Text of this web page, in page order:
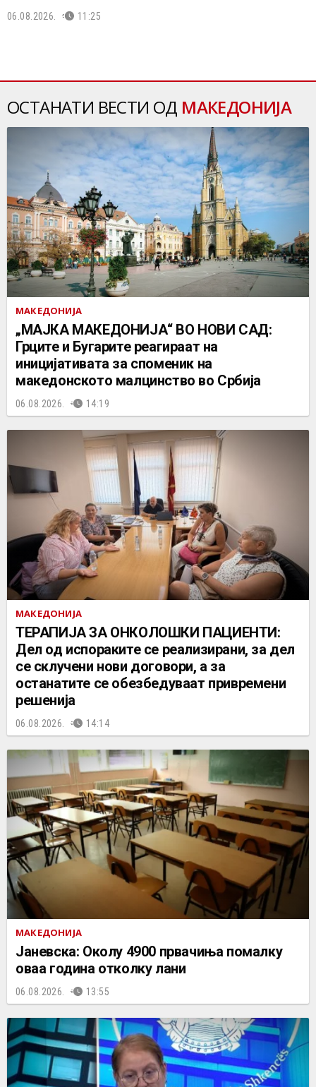
06.08.2026. 11:25
ОСТАНАТИ ВЕСТИ ОД МАКЕДОНИЈА
МАКЕДОНИЈА
„МАЈКА МАКЕДОНИЈА“ ВО НОВИ САД:
Грците и Бугарите реагираат на
иницијативата за споменик на
македонското малцинство во Србија
06.08.2026. 14:19
МАКЕДОНИЈА
ТЕРАПИЈА ЗА ОНКОЛОШКИ ПАЦИЕНТИ:
Дел од испораките се реализирани, за дел
се склучени нови договори, а за
останатите се обезбедуваат привремени
решенија
06.08.2026. 14:14
МАКЕДОНИЈА
Јаневска: Околу 4900 првачиња помалку
оваа година отколку лани
06.08.2026. 13:55